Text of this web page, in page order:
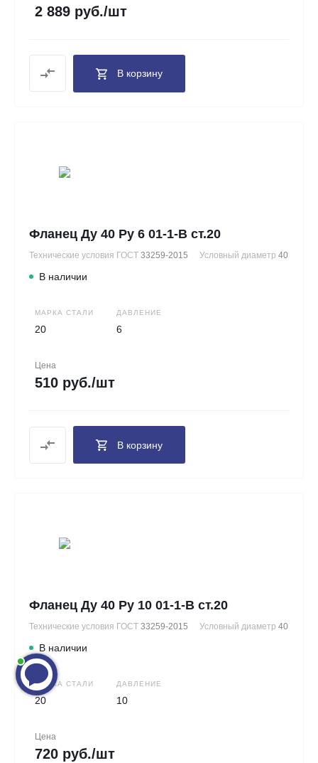
2 889 руб./шт
В корзину
Фланец Ду 40 Ру 6 01-1-В ст.20
Технические условия ГОСТ 33259-2015 Условный диаметр 40
В наличии
МАРКА СТАЛИ
20
ДАВЛЕНИЕ
6
Цена
510 руб./шт
В корзину
Фланец Ду 40 Ру 10 01-1-В ст.20
Технические условия ГОСТ 33259-2015 Условный диаметр 40
В наличии
МАРКА СТАЛИ
20
ДАВЛЕНИЕ
10
Цена
720 руб./шт